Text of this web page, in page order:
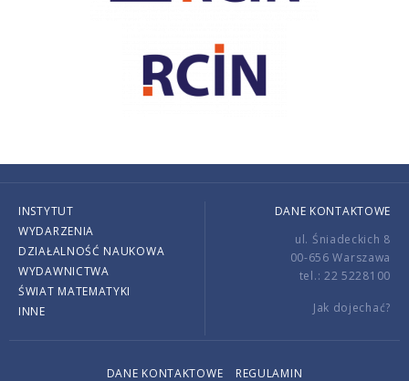
INSTYTUT
WYDARZENIA
DZIAŁALNOŚĆ NAUKOWA
WYDAWNICTWA
ŚWIAT MATEMATYKI
INNE
DANE KONTAKTOWE
ul. Śniadeckich 8
00-656 Warszawa
tel.: 22 5228100
Jak dojechać?
DANE KONTAKTOWE REGULAMIN